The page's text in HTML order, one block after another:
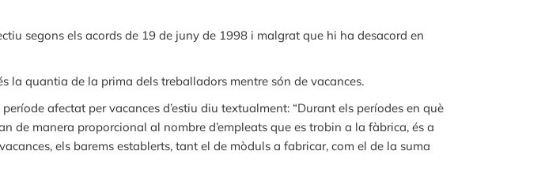
segons els acords de 19 de juny de 1998 i malgrat que hi ha desacord en
la quantia de la prima dels treballadors mentre són de vacances.
afectat per vacances d’estiu diu textualment: “Durant els períodes en què
de manera proporcional al nombre d’empleats que es trobin a la fàbrica, és a
els barems establerts, tant el de mòduls a fabricar, com el de la suma